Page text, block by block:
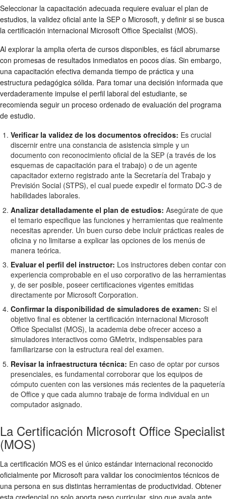
Seleccionar la capacitación adecuada requiere evaluar el plan de
estudios, la validez oficial ante la SEP o Microsoft, y definir si se busca
la certificación internacional Microsoft Office Specialist (MOS).
Al explorar la amplia oferta de cursos disponibles, es fácil abrumarse
con promesas de resultados inmediatos en pocos días. Sin embargo,
una capacitación efectiva demanda tiempo de práctica y una
estructura pedagógica sólida. Para tomar una decisión informada que
verdaderamente impulse el perfil laboral del estudiante, se
recomienda seguir un proceso ordenado de evaluación del programa
de estudio.
Verificar la validez de los documentos ofrecidos: Es crucial
discernir entre una constancia de asistencia simple y un
documento con reconocimiento oficial de la SEP (a través de los
esquemas de capacitación para el trabajo) o de un agente
capacitador externo registrado ante la Secretaría del Trabajo y
Previsión Social (STPS), el cual puede expedir el formato DC-3 de
habilidades laborales.
Analizar detalladamente el plan de estudios: Asegúrate de que
el temario especifique las funciones y herramientas que realmente
necesitas aprender. Un buen curso debe incluir prácticas reales de
oficina y no limitarse a explicar las opciones de los menús de
manera teórica.
Evaluar el perfil del instructor: Los instructores deben contar con
experiencia comprobable en el uso corporativo de las herramientas
y, de ser posible, poseer certificaciones vigentes emitidas
directamente por Microsoft Corporation.
Confirmar la disponibilidad de simuladores de examen: Si el
objetivo final es obtener la certificación internacional Microsoft
Office Specialist (MOS), la academia debe ofrecer acceso a
simuladores interactivos como GMetrix, indispensables para
familiarizarse con la estructura real del examen.
Revisar la infraestructura técnica: En caso de optar por cursos
presenciales, es fundamental corroborar que los equipos de
cómputo cuenten con las versiones más recientes de la paquetería
de Office y que cada alumno trabaje de forma individual en un
computador asignado.
La Certificación Microsoft Office Specialist
(MOS)
La certificación MOS es el único estándar internacional reconocido
oficialmente por Microsoft para validar los conocimientos técnicos de
una persona en sus distintas herramientas de productividad. Obtener
esta credencial no solo aporta peso curricular, sino que avala ante